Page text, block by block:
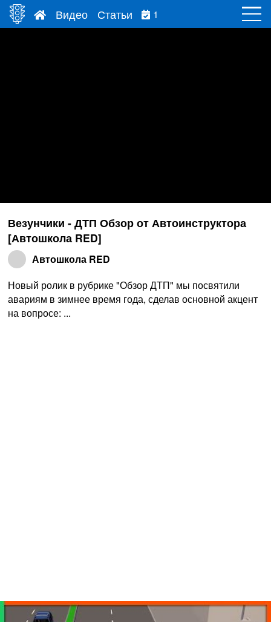
Видео Статьи 1
Везунчики - ДТП Обзор от Автоинструктора
[Автошкола RED]
Автошкола RED
Новый ролик в рубрике "Обзор ДТП" мы посвятили
авариям в зимнее время года, сделав основной акцент
на вопросе: ...